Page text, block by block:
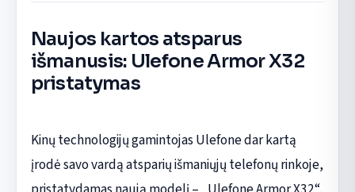
Naujos kartos atsparus
išmanusis: Ulefone Armor X32
pristatymas
Kinų technologijų gamintojas Ulefone dar kartą
įrodė savo vardą atsparių išmaniųjų telefonų rinkoje,